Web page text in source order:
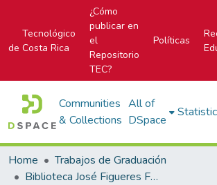
Tecnológico
de Costa Rica
¿Cómo
publicar en
el
Repositorio
TEC?
Políticas
Communities
& Collections
All of
DSpace
Home
Trabajos de Graduación
Biblioteca José Figueres Ferrer